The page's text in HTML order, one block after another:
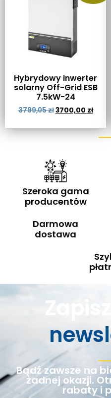
Hybrydowy Inwerter
solarny Off-Grid ESB
7.5kW-24
3799,05zł3700,00 zł
Szeroka gama
producentów
Darmowa
dostawa
Bądź zawsze na
żadnej okazji.
rabaty i